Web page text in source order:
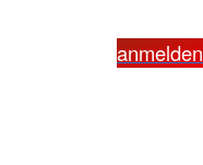
anmelden